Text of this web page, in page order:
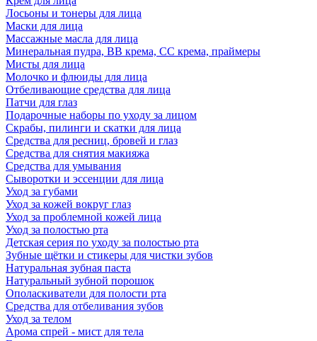
Лосьоны и тонеры для лица
Маски для лица
Массажные масла для лица
Минеральная пудра, BB крема, СС крема, праймеры
Мисты для лица
Молочко и флюиды для лица
Отбеливающие средства для лица
Патчи для глаз
Подарочные наборы по уходу за лицом
Скрабы, пилинги и скатки для лица
Средства для ресниц, бровей и глаз
Средства для снятия макияжа
Средства для умывания
Сыворотки и эссенции для лица
Уход за губами
Уход за кожей вокруг глаз
Уход за проблемной кожей лица
Уход за полостью рта
Детская серия по уходу за полостью рта
Зубные щётки и стикеры для чистки зубов
Натуральная зубная паста
Натуральный зубной порошок
Ополаскиватели для полости рта
Средства для отбеливания зубов
Уход за телом
Арома спрей - мист для тела